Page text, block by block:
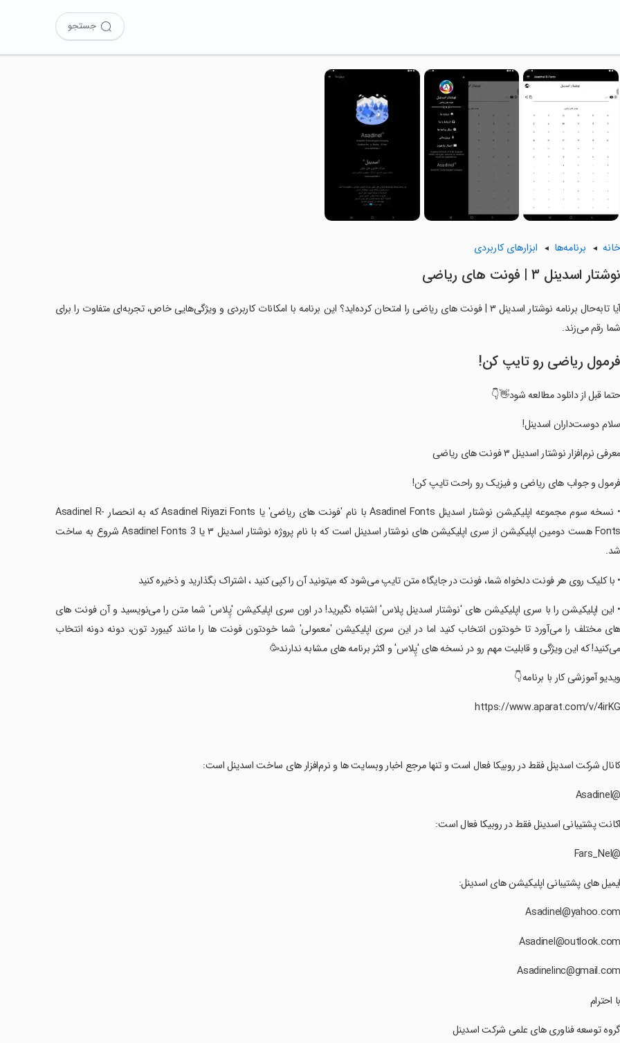
جستجو
خانه برنامه‌ها ابزارهای کاربردی
نوشتار اسدینل ۳ | فونت های ریاضی
آیا تابه‌حال برنامه نوشتار اسدینل ۳ | فونت های ریاضی را امتحان کرده‌اید؟ این برنامه با امکانات کاربردی و ویژگی‌هایی خاص، تجربه‌ای متفاوت را برای
شما رقم می‌زند.
فرمول ریاضی رو تایپ کن!
حتما قبل از دانلود مطالعه شود👋👇
‏سلام دوست‌داران اسدینل!
‏معرفی نرم‌افزار نوشتار اسدینل ۳ فونت های ریاضی
‏فرمول و جواب های ریاضی و فیزیک رو راحت تایپ کن!
‏• نسخه سوم مجموعه اپلیکیشن نوشتار اسدینل Asadinel Fonts با نام 'فونت های ریاضی' یا Asadinel Riyazi Fonts که به انحصار Asadinel R-
Fonts هست دومین اپلیکیشن از سری اپلیکیشن های نوشتار اسدینل است که با نام پروژه نوشتار اسدینل ۳ یا Asadinel Fonts 3 شروع به ساخت
شد.
‏• با کلیک روی هر فونت دلخواه شما، فونت در جایگاه متن تایپ می‌شود که میتونید آن را کپی کنید ، اشتراک بگذارید و ذخیره کنید
‏• این اپلیکیشن را با سری اپلیکیشن های 'نوشتار اسدینل پلاس' اشتباه نگیرید! در اون سری اپلیکیشن 'پِلاس' شما متن را می‌نویسید و آن فونت های
های مختلف را می‌آورد تا خودتون انتخاب کنید اما در این سری اپلیکیشن 'معمولی' شما خودتون فونت ها را مانند کیبورد تون، دونه دونه انتخاب
می‌کنید! که این ویژگی و قابلیت مهم رو در نسخه های 'پِلاس' و اکثر برنامه های مشابه ندارند🥳
‏ویدیو آموزشی کار با برنامه👇
‏کانال شرکت اسدینل فقط در روبیکا فعال است و تنها مرجع اخبار وبسایت ها و نرم‌افزار های ساخت اسدینل است:
‏@Asadinel
‏اکانت پشتیبانی اسدینل فقط در روبیکا فعال است:
‏@Fars_Nel
‏ایمیل های پشتیبانی اپلیکیشن های اسدینل:
‏با احترام
‏گروه توسعه فناوری های علمی شرکت اسدینل